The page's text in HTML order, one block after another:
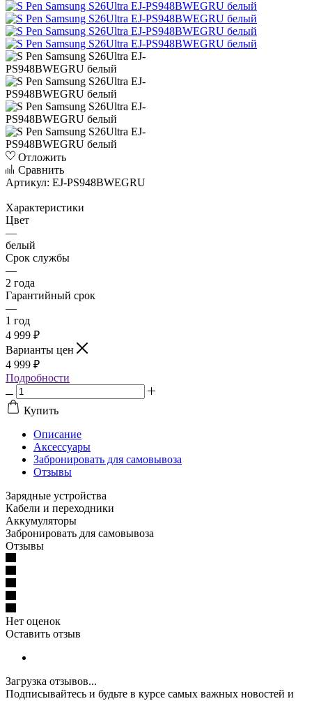
Отложить
Сравнить
Артикул: EJ-PS948BWEGRU
Характеристики
Цвет
—
белый
Срок службы
—
2 года
Гарантийный срок
—
1 год
4 999 ₽
Варианты цен
4 999 ₽
Подробности
Купить
Описание
Аксессуары
Забронировать для самовывоза
Отзывы
Зарядные устройства
Кабели и переходники
Аккумуляторы
Забронировать для самовывоза
Отзывы
Нет оценок
Оставить отзыв
Загрузка отзывов...
Подписывайтесь и будьте в курсе самых важных новостей и